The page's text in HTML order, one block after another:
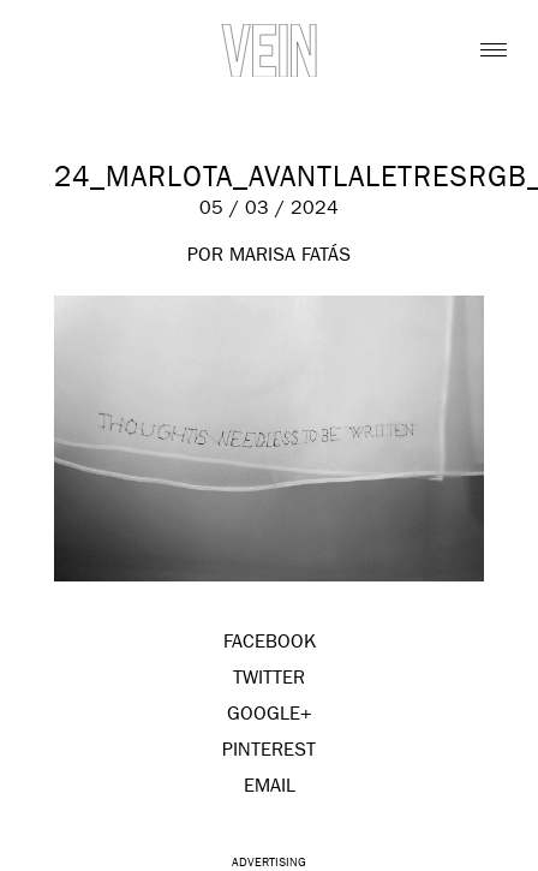
05 / 03 / 2024
POR MARISA FATÁS
FACEBOOK
TWITTER
GOOGLE+
PINTEREST
EMAIL
ADVERTISING